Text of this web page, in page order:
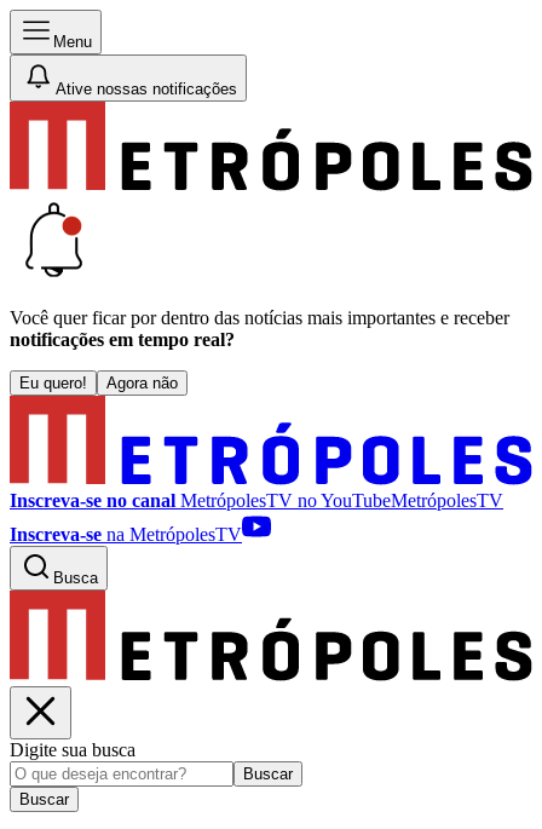
Menu
Ative nossas notificações
Você quer ficar por dentro das notícias mais importantes e receber
notificações em tempo real?
Eu quero! Agora não
Inscreva-se no canal MetrópolesTV noYouTubeMetrópolesTV
Inscreva-se na MetrópolesTV
Busca
Digite sua busca
Buscar
Buscar